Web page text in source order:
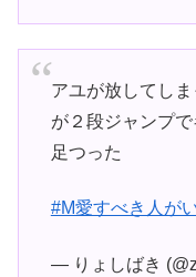
アユが放してし
が２段ジャンプ
足つった
#M愛すべき人が
— りょしばき